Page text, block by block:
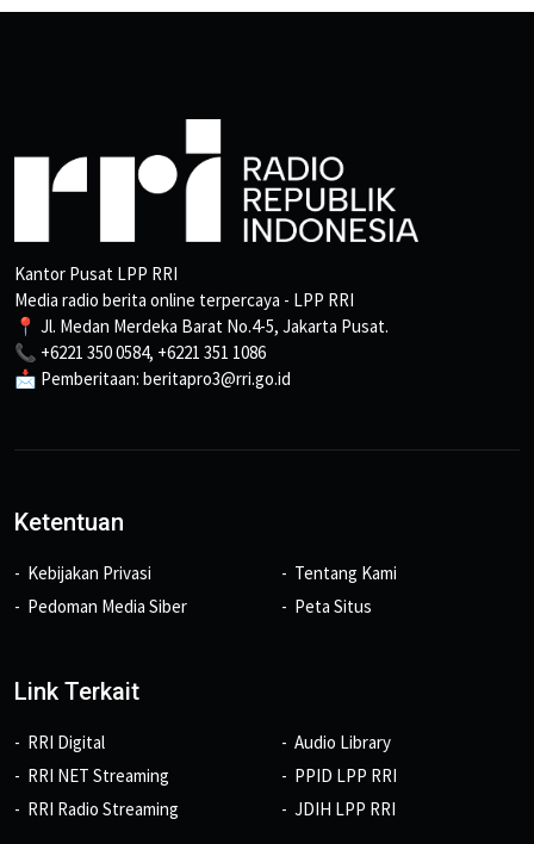
Kantor Pusat LPP RRI
Media radio berita online terpercaya - LPP RRI
📍 Jl. Medan Merdeka Barat No.4-5, Jakarta Pusat.
📞 +6221 350 0584, +6221 351 1086
📩 Pemberitaan: beritapro3@rri.go.id
Ketentuan
Kebijakan Privasi
Pedoman Media Siber
Tentang Kami
Peta Situs
Link Terkait
RRI Digital
RRI NET Streaming
RRI Radio Streaming
Audio Library
PPID LPP RRI
JDIH LPP RRI